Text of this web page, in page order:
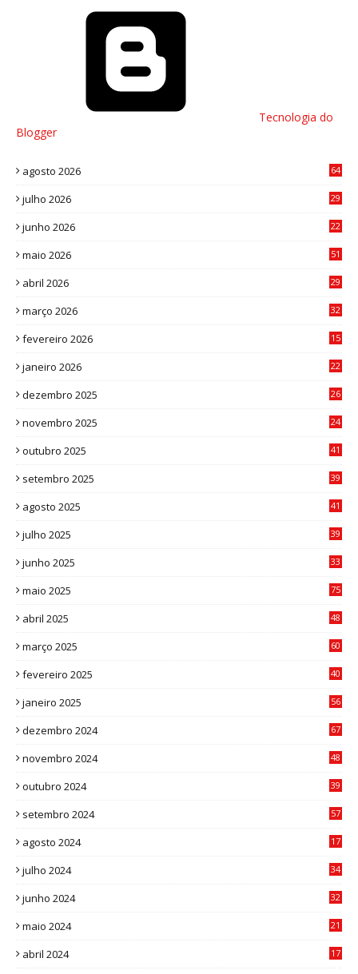
Tecnologia do
Blogger
agosto 2026 64
julho 2026
29
junho 2026
22
maio 2026
51
abril 2026
29
março 2026
32
fevereiro 2026
15
janeiro 2026
22
dezembro 2025
26
novembro 2025
24
outubro 2025
41
setembro 2025
39
agosto 2025
41
julho 2025
39
junho 2025
33
maio 2025 75
abril 2025
48
março 2025
60
fevereiro 2025
40
janeiro 2025
56
dezembro 2024
67
novembro 2024
48
outubro 2024
39
setembro 2024
57
agosto 2024
17
julho 2024
34
junho 2024
32
maio 2024
21
abril 2024
17